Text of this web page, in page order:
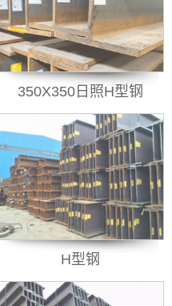
350X350日照H型钢
H型钢